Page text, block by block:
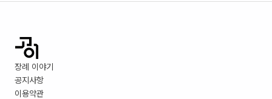
장례 이야기
공지사항
이용약관